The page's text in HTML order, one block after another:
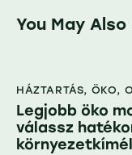
You May Also
HÁZTARTÁS, ÖKO,
Legjobb öko
válassz